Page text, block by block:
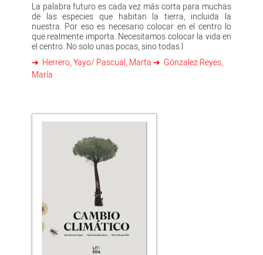
La palabra futuro es cada vez más corta para muchas
de las especies que habitan la tierra, incluida la
nuestra. Por eso es necesario colocar en el centro lo
que realmente importa. Necesitamos colocar la vida en
el centro. No solo unas pocas, sino todas l
Herrero, Yayo/ Pascual, Marta
Gónzalez Reyes,
María